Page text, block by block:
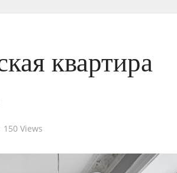
квартира
150 Views